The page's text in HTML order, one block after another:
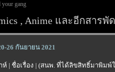
your gang
, Anime และอีกสารพั
26 กันยายน 2021
| ชื่อเรื่อง | (สนพ. ที่ได้ลิขสิทธิ์มาพิมพ์